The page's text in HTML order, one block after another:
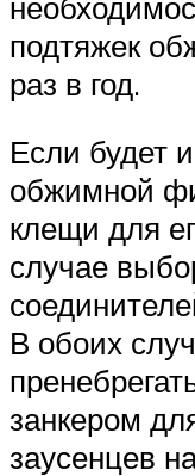
подтяжек
раз в год.
Если будет
обжимной
клещи для
случае
В обоих
занкером
заусенцев